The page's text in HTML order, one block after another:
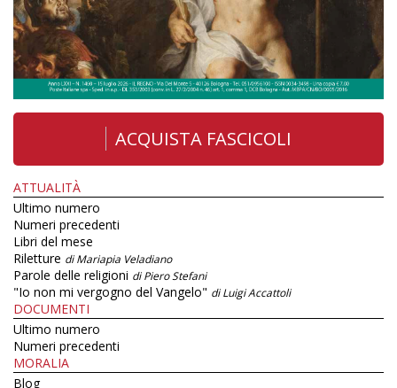
ACQUISTA FASCICOLI
ATTUALITÀ
Ultimo numero
Numeri precedenti
Libri del mese
Riletture di Mariapia Veladiano
Parole delle religioni di Piero Stefani
"Io non mi vergogno del Vangelo" di Luigi Accattoli
DOCUMENTI
Ultimo numero
Numeri precedenti
MORALIA
Blog